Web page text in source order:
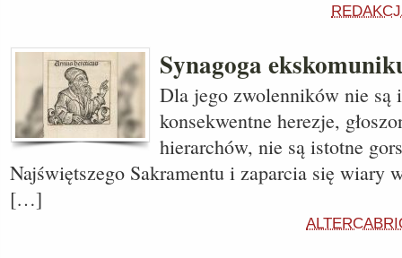
Synagoga
Dla jego zwolenników nie są
konsekwentne herezje,
hierarchów, nie są istotne
Najświętszego Sakramentu i zaparcia się wiary
[…]